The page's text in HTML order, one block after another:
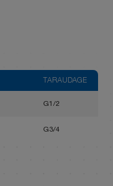
TARAUDAGE
G1/2
G3/4